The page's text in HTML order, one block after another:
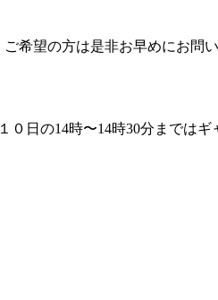
希望の方は是非お早めにお問
日の14時〜14時30分まではギ